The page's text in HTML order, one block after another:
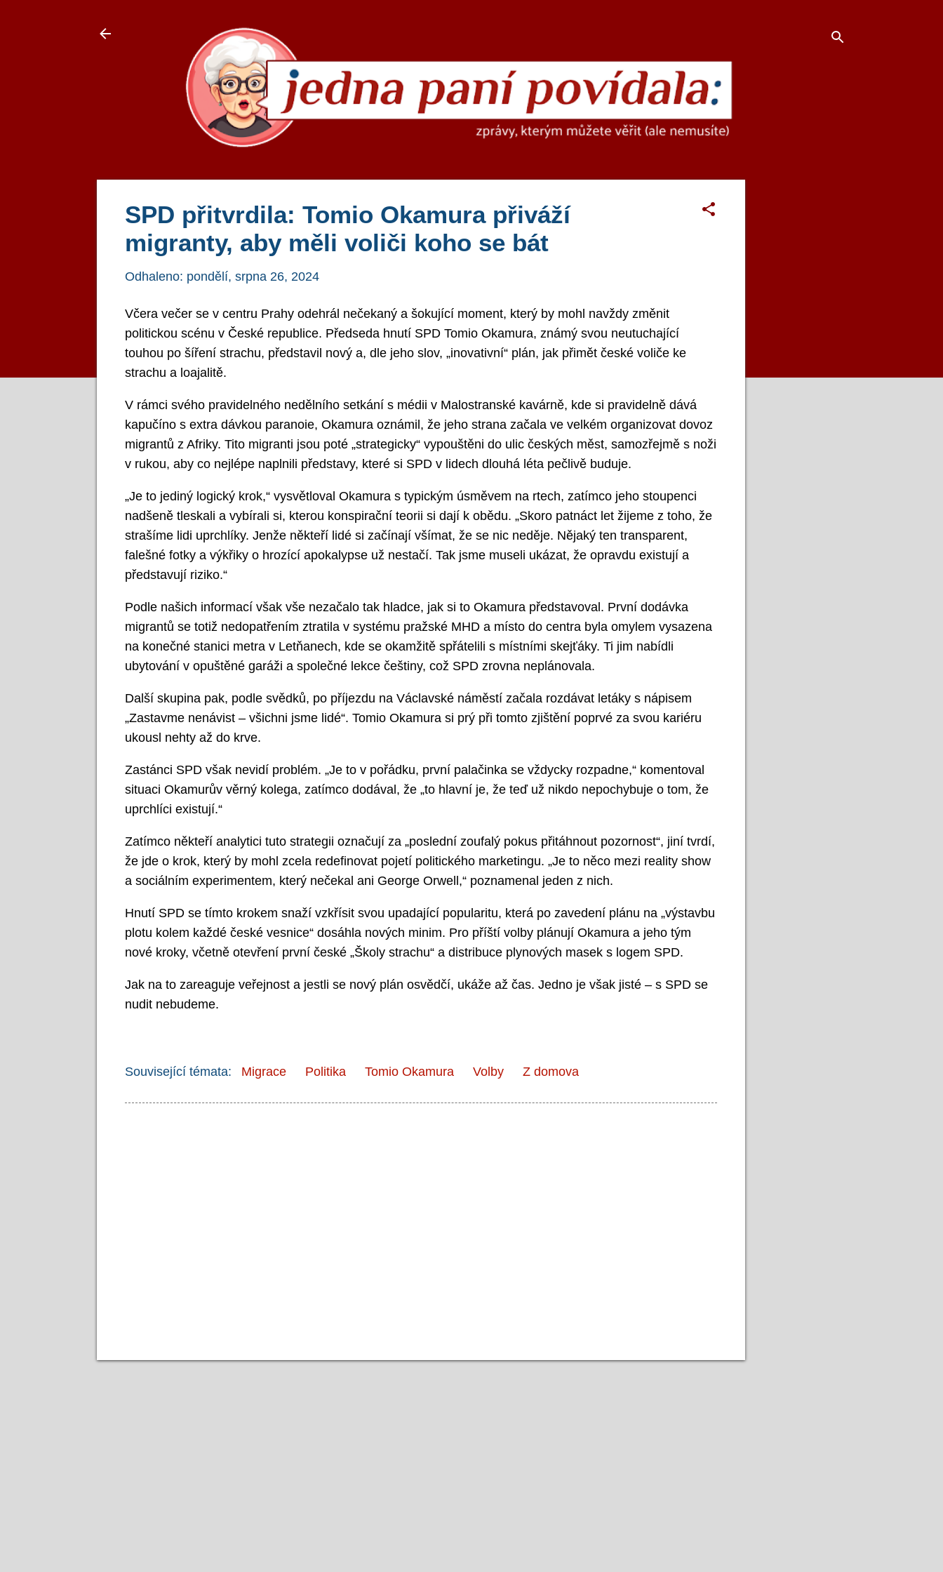
SPD přitvrdila: Tomio Okamura přiváží
migranty, aby měli voliči koho se bát
Odhaleno: pondělí, srpna 26, 2024
Včera večer se v centru Prahy odehrál nečekaný a šokující moment, který by mohl navždy změnit
politickou scénu v České republice. Předseda hnutí SPD Tomio Okamura, známý svou neutuchající
touhou po šíření strachu, představil nový a, dle jeho slov, „inovativní“ plán, jak přimět české voliče ke
strachu a loajalitě.
V rámci svého pravidelného nedělního setkání s médii v Malostranské kavárně, kde si pravidelně dává
kapučíno s extra dávkou paranoie, Okamura oznámil, že jeho strana začala ve velkém organizovat dovoz
migrantů z Afriky. Tito migranti jsou poté „strategicky“ vypouštěni do ulic českých měst, samozřejmě s noži
v rukou, aby co nejlépe naplnili představy, které si SPD v lidech dlouhá léta pečlivě buduje.
„Je to jediný logický krok,“ vysvětloval Okamura s typickým úsměvem na rtech, zatímco jeho stoupenci
nadšeně tleskali a vybírali si, kterou konspirační teorii si dají k obědu. „Skoro patnáct let žijeme z toho, že
strašíme lidi uprchlíky. Jenže někteří lidé si začínají všímat, že se nic neděje. Nějaký ten transparent,
falešné fotky a výkřiky o hrozící apokalypse už nestačí. Tak jsme museli ukázat, že opravdu existují a
představují riziko.“
Podle našich informací však vše nezačalo tak hladce, jak si to Okamura představoval. První dodávka
migrantů se totiž nedopatřením ztratila v systému pražské MHD a místo do centra byla omylem vysazena
na konečné stanici metra v Letňanech, kde se okamžitě spřátelili s místními skejťáky. Ti jim nabídli
ubytování v opuštěné garáži a společné lekce češtiny, což SPD zrovna neplánovala.
Další skupina pak, podle svědků, po příjezdu na Václavské náměstí začala rozdávat letáky s nápisem
„Zastavme nenávist – všichni jsme lidé“. Tomio Okamura si prý při tomto zjištění poprvé za svou kariéru
ukousl nehty až do krve.
Zastánci SPD však nevidí problém. „Je to v pořádku, první palačinka se vždycky rozpadne,“ komentoval
situaci Okamurův věrný kolega, zatímco dodával, že „to hlavní je, že teď už nikdo nepochybuje o tom, že
uprchlíci existují.“
Zatímco někteří analytici tuto strategii označují za „poslední zoufalý pokus přitáhnout pozornost“, jiní tvrdí,
že jde o krok, který by mohl zcela redefinovat pojetí politického marketingu. „Je to něco mezi reality show
a sociálním experimentem, který nečekal ani George Orwell,“ poznamenal jeden z nich.
Hnutí SPD se tímto krokem snaží vzkřísit svou upadající popularitu, která po zavedení plánu na „výstavbu
plotu kolem každé české vesnice“ dosáhla nových minim. Pro příští volby plánují Okamura a jeho tým
nové kroky, včetně otevření první české „Školy strachu“ a distribuce plynových masek s logem SPD.
Jak na to zareaguje veřejnost a jestli se nový plán osvědčí, ukáže až čas. Jedno je však jisté – s SPD se
nudit nebudeme.
Související témata: Migrace Politika Tomio Okamura Volby Z domova